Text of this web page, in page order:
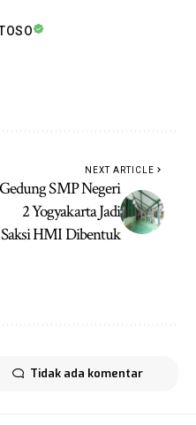
NEXT ARTICLE
Gedung SMP Negeri
2 Yogyakarta Jadi
Saksi HMI Dibentuk
Tidak ada komentar